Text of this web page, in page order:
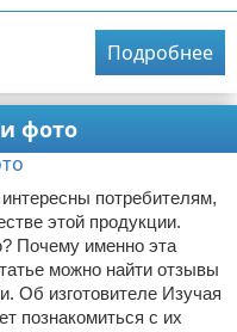
Подробнее
фото
потребителям,
этой продукции.
Почему именно эта
можно найти отзывы
Об изготовителе Изучая
познакомиться с их